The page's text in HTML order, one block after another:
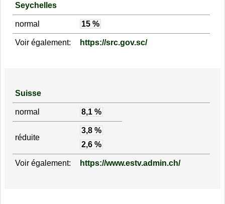
Seychelles
normal 15 %
Voir également: https://src.gov.sc/
Suisse
normal 8,1 %
réduite
3,8 %
2,6 %
Voir également: https://www.estv.admin.ch/